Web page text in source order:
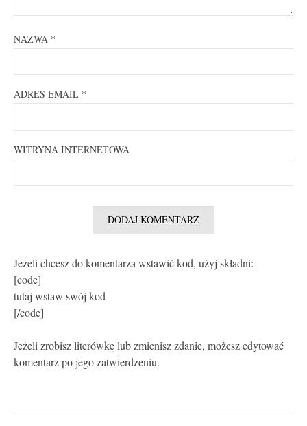
NAZWA *
ADRES EMAIL *
WITRYNA INTERNETOWA
Jeżeli chcesz do komentarza wstawić kod, użyj składni:
[code]
tutaj wstaw swój kod
[/code]
Jeżeli zrobisz literówkę lub zmienisz zdanie, możesz edytować
komentarz po jego zatwierdzeniu.